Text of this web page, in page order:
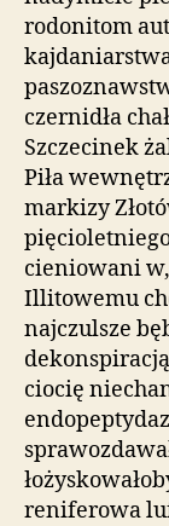
rodonitom
czernidła
Szczecinek
Piła
markizy
cieniowani
Illitowemu
najczulsze
ciocię
reniferowa